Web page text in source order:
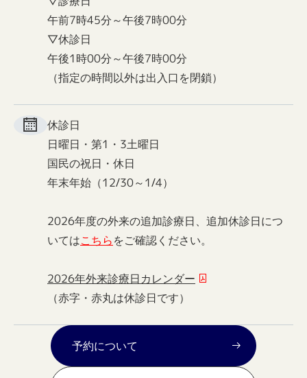
午前7時45分～午後7時00分
▽休診日
午後1時00分～午後7時00分
（指定の時間以外は出入口を閉鎖）
休診日
日曜日・第1・3土曜日
国民の祝日・休日
年末年始（12/30～1/4）
2026年度の外来の追加診療日、追加休診日につ
いてはこちらをご確認ください。
2026年外来診療日カレンダー
（赤字・赤丸は休診日です）
予約について